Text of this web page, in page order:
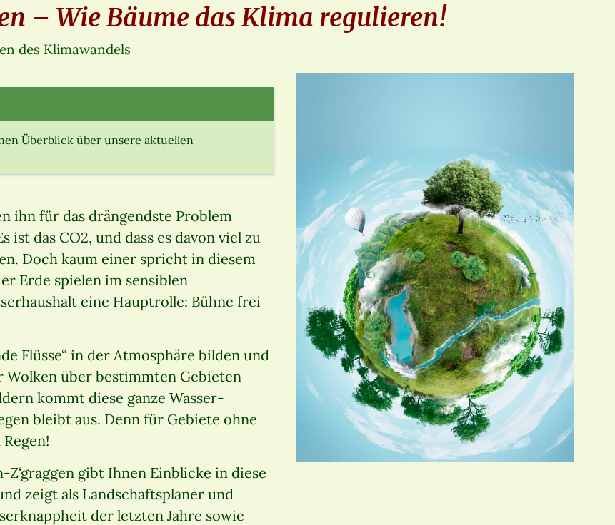
– Wie Bäume das Klima regulieren!
des Klimawandels
Überblick über unsere aktuellen
ihn für das drängendste Problem
das CO2, und dass es davon viel zu
Doch kaum einer spricht in diesem
Erde spielen im sensiblen
eine Hauptrolle: Bühne frei
Flüsse“ in der Atmosphäre bilden und
Wolken über bestimmten Gebieten
kommt diese ganze Wasser-
bleibt aus. Denn für Gebiete ohne
gibt Ihnen Einblicke in diese
zeigt als Landschaftsplaner und
der letzten Jahre sowie